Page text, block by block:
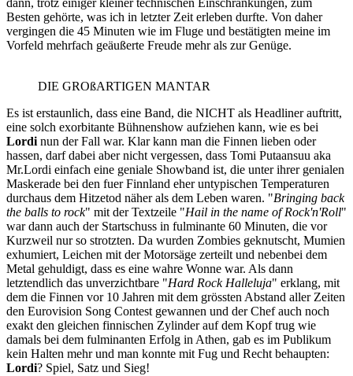
dann, trotz einiger kleiner technischen Einschränkungen, zum
Besten gehörte, was ich in letzter Zeit erleben durfte. Von daher
vergingen die 45 Minuten wie im Fluge und bestätigten meine im
Vorfeld mehrfach geäußerte Freude mehr als zur Genüge.
DIE GROßARTIGEN MANTAR
Es ist erstaunlich, dass eine Band, die NICHT als Headliner auftritt,
eine solch exorbitante Bühnenshow aufziehen kann, wie es bei
Lordi nun der Fall war. Klar kann man die Finnen lieben oder
hassen, darf dabei aber nicht vergessen, dass Tomi Putaansuu aka
Mr.Lordi einfach eine geniale Showband ist, die unter ihrer genialen
Maskerade bei den fuer Finnland eher untypischen Temperaturen
durchaus dem Hitzetod näher als dem Leben waren. "Bringing back
the balls to rock" mit der Textzeile "Hail in the name of Rock'n'Roll"
war dann auch der Startschuss in fulminante 60 Minuten, die vor
Kurzweil nur so strotzten. Da wurden Zombies geknutscht, Mumien
exhumiert, Leichen mit der Motorsäge zerteilt und nebenbei dem
Metal gehuldigt, dass es eine wahre Wonne war. Als dann
letztendlich das unverzichtbare "Hard Rock Halleluja" erklang, mit
dem die Finnen vor 10 Jahren mit dem grössten Abstand aller Zeiten
den Eurovision Song Contest gewannen und der Chef auch noch
exakt den gleichen finnischen Zylinder auf dem Kopf trug wie
damals bei dem fulminanten Erfolg in Athen, gab es im Publikum
kein Halten mehr und man konnte mit Fug und Recht behaupten:
Lordi? Spiel, Satz und Sieg!